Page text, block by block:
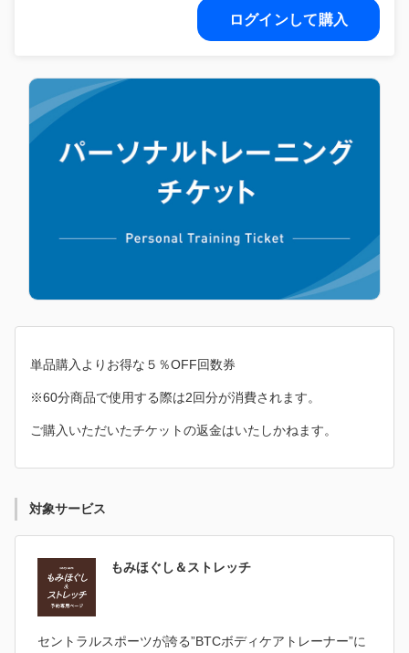
ログインして購入
単品購入よりお得な５％OFF回数券
※60分商品で使用する際は2回分が消費されます。
ご購入いただいたチケットの返金はいたしかねます。
対象サービス
もみほぐし＆ストレッチ
セントラルスポーツが誇る”BTCボディケアトレーナー”に